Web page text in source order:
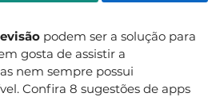
podem ser a solução para
gosta de assistir a
nem sempre possui
Confira 8 sugestões de apps